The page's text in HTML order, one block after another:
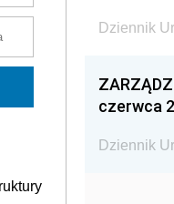
Dziennik
czerwca
Dziennik